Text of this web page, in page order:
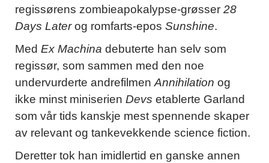
regissørens zombieapokalypse-grøsser 28
Days Laterog romfarts-epos Sunshine.
Med Ex Machina debuterte han selv som
regissør, som sammen med den noe
undervurderte andrefilmen Annihilation og
ikke minst miniserien Devs etablerte Garland
som vår tids kanskje mest spennende skaper
av relevant og tankevekkende science fiction.
Deretter tok han imidlertid en ganske annen